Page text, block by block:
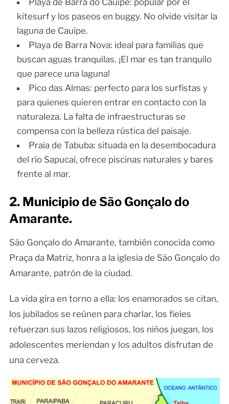
Playa de Barra do Cauípe: popular por el
kitesurf y los paseos en buggy. No olvide visitar la
laguna de Cauípe.
Playa de Barra Nova: ideal para familias que
buscan aguas tranquilas. ¡El mar es tan tranquilo
que parece una laguna!
Pico das Almas: perfecto para los surfistas y
para quienes quieren entrar en contacto con la
naturaleza. La falta de infraestructuras se
compensa con la belleza rústica del paisaje.
Praia de Tabuba: situada en la desembocadura
del río Sapucaí, ofrece piscinas naturales y bares
frente al mar.
2. Municipio de São Gonçalo do
Amarante.
São Gonçalo do Amarante, también conocida como
Praça da Matriz, honra a la iglesia de São Gonçalo do
Amarante, patrón de la ciudad.
La vida gira en torno a ella: los enamorados se citan,
los jubilados se reúnen para charlar, los fieles
refuerzan sus lazos religiosos, los niños juegan, los
adolescentes meriendan y los adultos disfrutan de
una cerveza.